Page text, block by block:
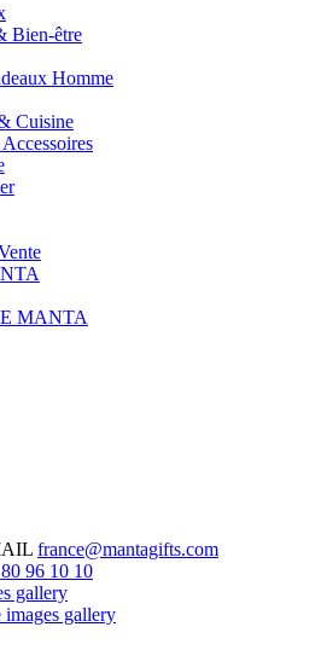
Bien-être
Homme
Cuisine
MANTA
france@mantagifts.com
96 10 10
gallery
gallery